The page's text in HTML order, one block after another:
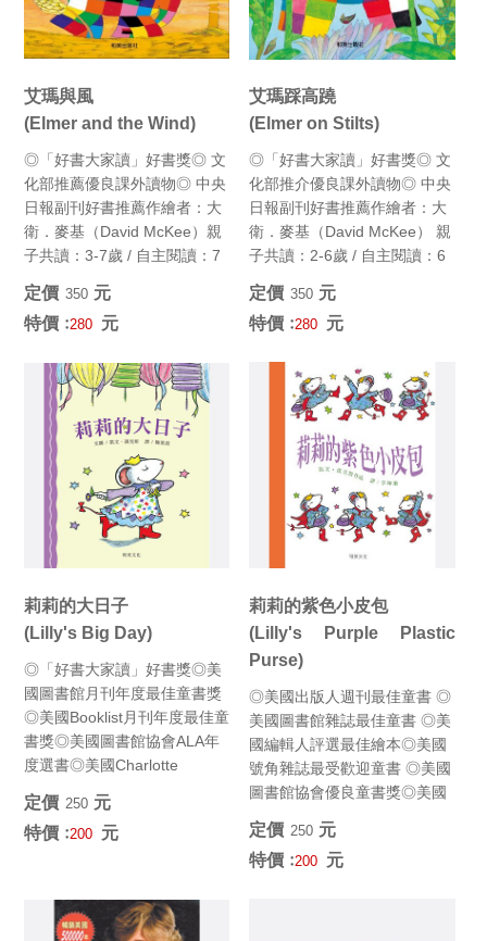
艾瑪與風
(Elmer and the Wind)
◎「好書大家讀」好書獎◎ 文
化部推薦優良課外讀物◎ 中央
日報副刊好書推薦作繪者：大
衛．麥基（David McKee）親
子共讀：3-7歲 / 自主閱讀：7
定價﹕350 元
特價﹕280 元
艾瑪踩高蹺
(Elmer on Stilts)
◎「好書大家讀」好書獎◎ 文
化部推介優良課外讀物◎ 中央
日報副刊好書推薦作繪者：大
衛．麥基（David McKee） 親
子共讀：2-6歲 / 自主閱讀：6
定價﹕350 元
特價﹕280 元
莉莉的大日子
(Lilly's Big Day)
◎「好書大家讀」好書獎◎美
國圖書館月刊年度最佳童書獎
◎美國Booklist月刊年度最佳童
書獎◎美國圖書館協會ALA年
度選書◎美國Charlotte
定價﹕250 元
特價﹕200 元
莉莉的紫色小皮包
(Lilly's Purple Plastic
Purse)
◎美國出版人週刊最佳童書 ◎
美國圖書館雜誌最佳童書 ◎美
國編輯人評選最佳繪本◎美國
號角雜誌最受歡迎童書 ◎美國
圖書館協會優良童書獎◎美國
定價﹕250 元
特價﹕200 元